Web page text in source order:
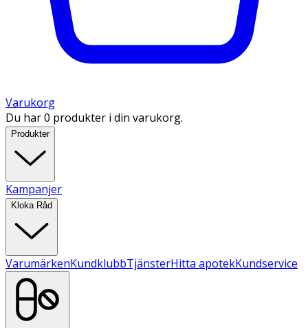
Varukorg
Du har 0 produkter i din varukorg.
Produkter
Kampanjer
Kloka Råd
VarumärkenKundklubbTjänsterHitta apotekKundservice